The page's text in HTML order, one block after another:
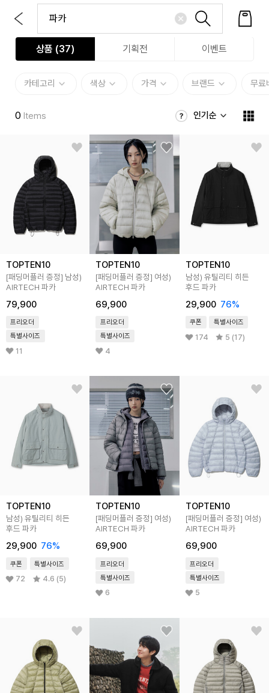
상품 (37) 기획전 이벤트
카테고리 색상 가격 브랜드 무료
0 Items 인기순
TOPTEN10
[패딩머플러 증정] 남성)
AIRTECH 파카
79,900
프리오더
특별사이즈
11
TOPTEN10
[패딩머플러 증정] 여성)
AIRTECH 파카
69,900
프리오더
특별사이즈
4
TOPTEN10
남성) 유틸리티 히든
후드 파카
29,900 76%
쿠폰 특별사이즈
174 5 (17)
TOPTEN10
남성) 유틸리티 히든
후드 파카
29,900 76%
쿠폰 특별사이즈
72 4.6 (5)
TOPTEN10
[패딩머플러 증정] 여성)
AIRTECH 파카
69,900
프리오더
특별사이즈
6
TOPTEN10
[패딩머플러 증정] 여성)
AIRTECH 파카
69,900
프리오더
특별사이즈
5